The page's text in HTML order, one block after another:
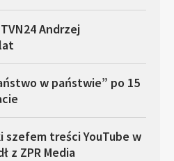
Andrzej
w państwie” po 15
szefem treści YouTube w
z ZPR Media